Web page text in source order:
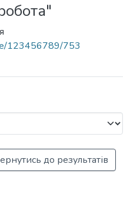
123456789/753
до результатів